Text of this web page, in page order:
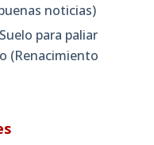
noticias)
para paliar
(Renacimiento